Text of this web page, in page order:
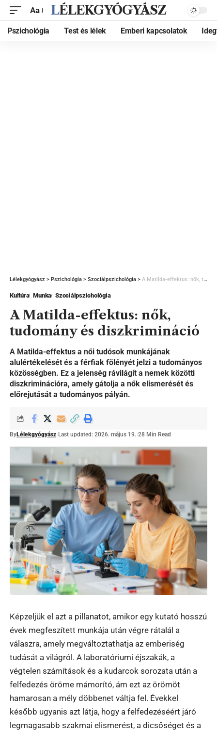
Aa LÉLEKGYÓGYÁSZ
Pszichológia Test és lélek Emberi kapcsolatok
Lélekgyógyász > Pszichológia > Szociálpszichológia > A Matilda-effektus: nők, tudomány és diszkrimináció
Kultúra Munka Szociálpszichológia
A Matilda-effektus: nők,
tudomány és diszkrimináció
A Matilda-effektus a női tudósok munkájának
alulértékelését és a férfiak fölényét jelzi a tudományos
közösségben. Ez a jelenség rávilágít a nemek közötti
diszkriminációra, amely gátolja a nők elismerését és
előrejutását a tudományos pályán.
ByLélekgyógyász Last updated: 2026. május 19. 28 Min Read
Képzeljük el azt a pillanatot, amikor egy kutató hosszú
évek megfeszített munkája után végre rátalál a
válaszra, amely megváltoztathatja az emberiség
tudását a világról. A laboratóriumi éjszakák, a
végtelen számítások és a kudarcok sorozata után a
felfedezés öröme mámorító, ám ezt az örömöt
hamarosan a mély döbbenet váltja fel. Évekkel
később ugyanis azt látja, hogy a felfedezéséért járó
legmagasabb szakmai elismerést, a dicsőséget és a